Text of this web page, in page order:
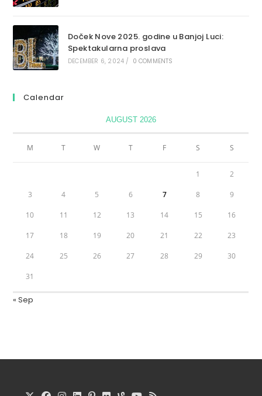
Doček Nove 2025. godine u Banjoj Luci:
Spektakularna proslava
DECEMBER 6, 2024 / 0 COMMENTS
Calendar
AUGUST 2026
M T W T F S S
1 2
3 4 5 6 7 8 9
10 11 12 13 14 15 16
17 18 19 20 21 22 23
24 25 26 27 28 29 30
31
« Sep